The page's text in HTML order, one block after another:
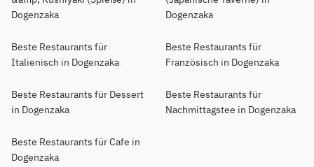
Dogenzaka
Dogenzaka
Beste Restaurants für
Italienisch in Dogenzaka
Beste Restaurants für
Französisch in Dogenzaka
Beste Restaurants für Dessert
in Dogenzaka
Beste Restaurants für
Nachmittagstee in Dogenzaka
Beste Restaurants für Cafe in
Dogenzaka